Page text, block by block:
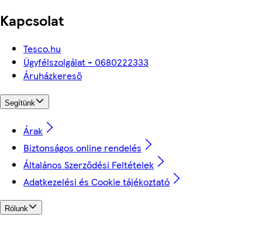
Kapcsolat
Tesco.hu
Ügyfélszolgálat - 0680222333
Áruházkereső
Segítünk
Árak
Biztonságos online rendelés
Általános Szerződési Feltételek
Adatkezelési és Cookie tájékoztató
Rólunk